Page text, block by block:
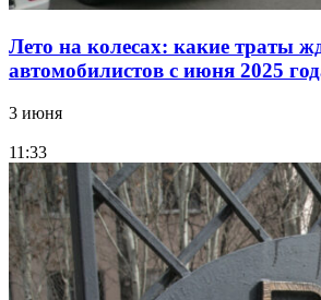
Лето на колесах: какие траты
автомобилистов с июня 2025
3 июня
11:33